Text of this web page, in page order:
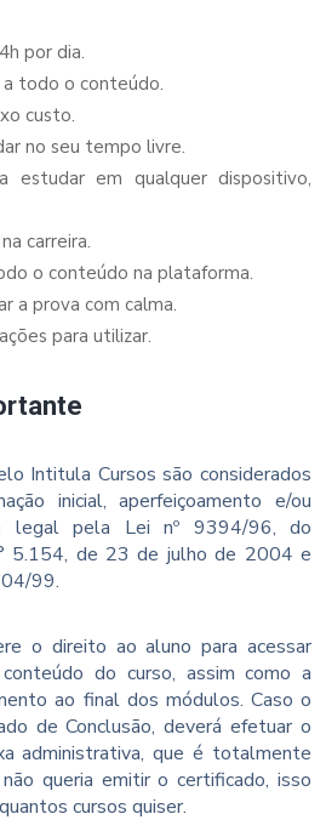
por dia.
todo o conteúdo.
custo.
no seu tempo livre.
estudar em qualquer dispositivo,
carreira.
o conteúdo na plataforma.
a prova com calma.
para utilizar.
Intitula Cursos são considerados
inicial, aperfeiçoamento e/ou
legal pela Lei nº 9394/96, do
5.154, de 23 de julho de 2004 e
99.
o direito ao aluno para acessar
do curso, assim como a
ao final dos módulos. Caso o
de Conclusão, deverá efetuar o
administrativa, que é totalmente
queria emitir o certificado, isso
cursos quiser.